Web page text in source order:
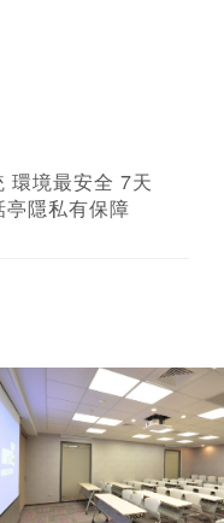
環境最安全 7天
隱私有保障